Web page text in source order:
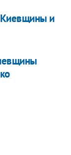
Киевщины и